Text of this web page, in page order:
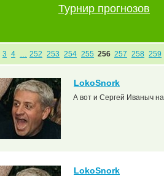
Турнир прогнозов
3 4 … 252 253 254 255 256 257 258 259
LokoSnork
А вот и Сергей Иваныч
LokoSnork